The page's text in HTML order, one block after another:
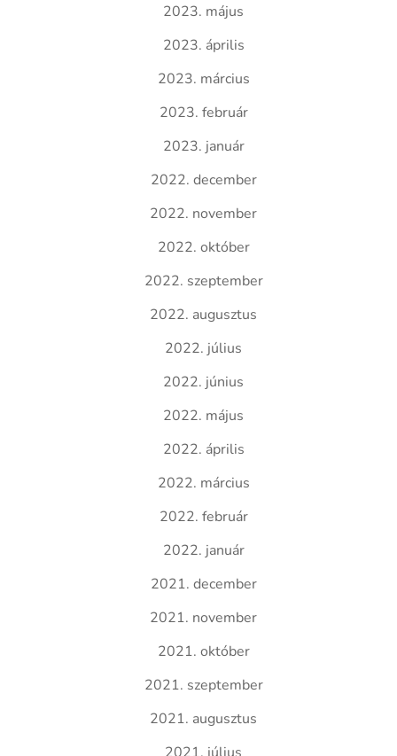
2023. május
2023. április
2023. március
2023. február
2023. január
2022. december
2022. november
2022. október
2022. szeptember
2022. augusztus
2022. július
2022. június
2022. május
2022. április
2022. március
2022. február
2022. január
2021. december
2021. november
2021. október
2021. szeptember
2021. augusztus